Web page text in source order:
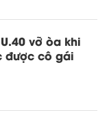
vỡ òa khi
được cô gái